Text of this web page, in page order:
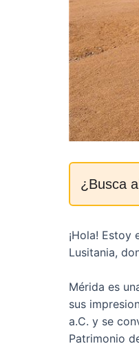
¿Busca
¡Hola!
Lusitania,
Mérida es
sus
a.C. y se
Patrimonio